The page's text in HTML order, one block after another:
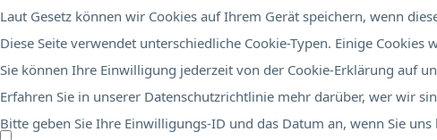
Laut Gesetz können wir Cookies auf Ihrem Gerät speichern, wenn
Diese Seite verwendet unterschiedliche Cookie-Typen. Einige
Sie können Ihre Einwilligung jederzeit von der Cookie-Erklärung auf
Erfahren Sie in unserer Datenschutzrichtlinie mehr darüber, wer wir
Bitte geben Sie Ihre Einwilligungs-ID und das Datum an, wenn Sie